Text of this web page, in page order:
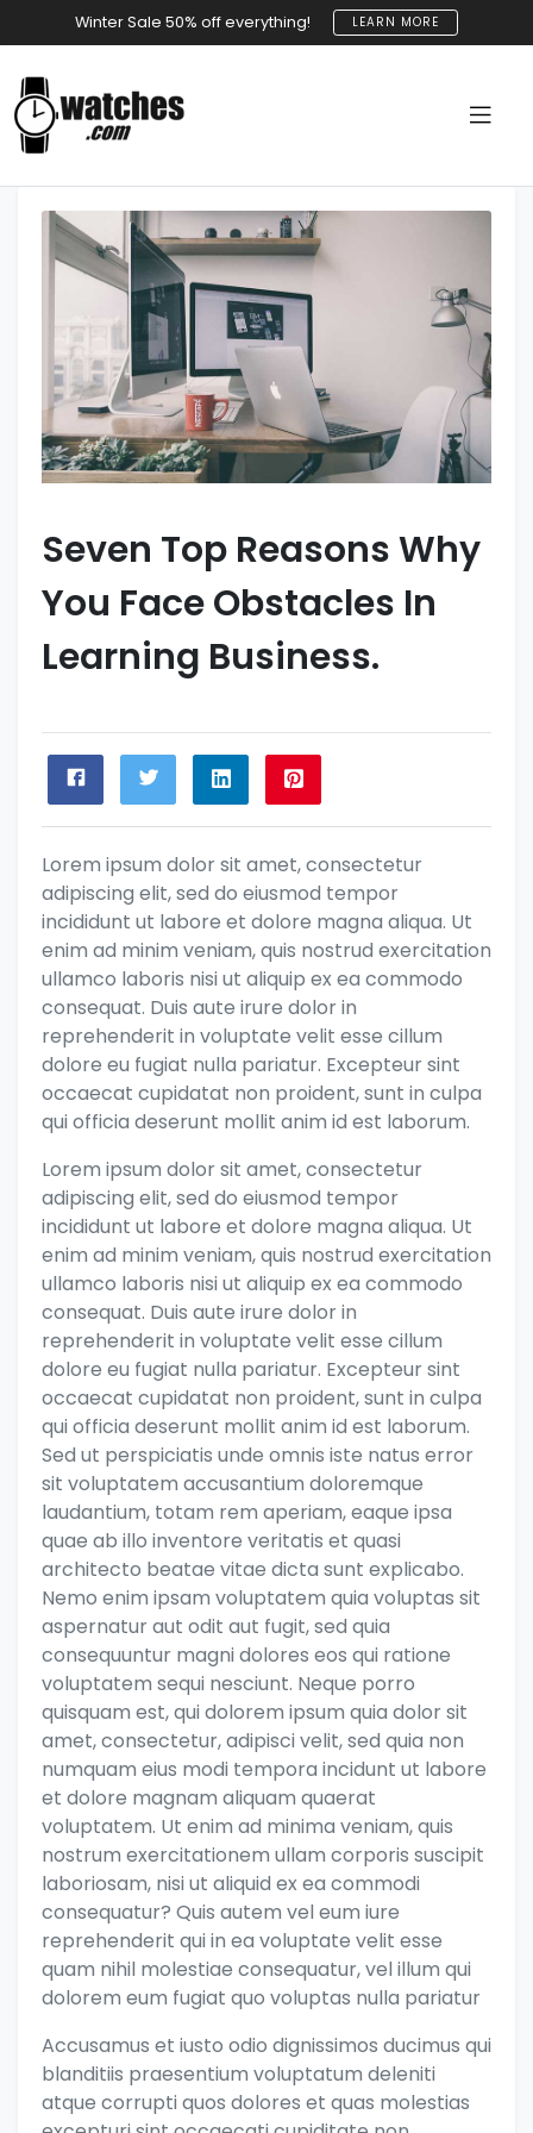
Winter Sale 50% off everything! LEARN MORE
Seven Top Reasons Why
You Face Obstacles In
Learning Business.
Lorem ipsum dolor sit amet, consectetur
adipiscing elit, sed do eiusmod tempor
incididunt ut labore et dolore magna aliqua. Ut
enim ad minim veniam, quis nostrud exercitation
ullamco laboris nisi ut aliquip ex ea commodo
consequat. Duis aute irure dolor in
reprehenderit in voluptate velit esse cillum
dolore eu fugiat nulla pariatur. Excepteur sint
occaecat cupidatat non proident, sunt in culpa
qui officia deserunt mollit anim id est laborum.
Lorem ipsum dolor sit amet, consectetur
adipiscing elit, sed do eiusmod tempor
incididunt ut labore et dolore magna aliqua. Ut
enim ad minim veniam, quis nostrud exercitation
ullamco laboris nisi ut aliquip ex ea commodo
consequat. Duis aute irure dolor in
reprehenderit in voluptate velit esse cillum
dolore eu fugiat nulla pariatur. Excepteur sint
occaecat cupidatat non proident, sunt in culpa
qui officia deserunt mollit anim id est laborum.
Sed ut perspiciatis unde omnis iste natus error
sit voluptatem accusantium doloremque
laudantium, totam rem aperiam, eaque ipsa
quae ab illo inventore veritatis et quasi
architecto beatae vitae dicta sunt explicabo.
Nemo enim ipsam voluptatem quia voluptas sit
aspernatur aut odit aut fugit, sed quia
consequuntur magni dolores eos qui ratione
voluptatem sequi nesciunt. Neque porro
quisquam est, qui dolorem ipsum quia dolor sit
amet, consectetur, adipisci velit, sed quia non
numquam eius modi tempora incidunt ut labore
et dolore magnam aliquam quaerat
voluptatem. Ut enim ad minima veniam, quis
nostrum exercitationem ullam corporis suscipit
laboriosam, nisi ut aliquid ex ea commodi
consequatur? Quis autem vel eum iure
reprehenderit qui in ea voluptate velit esse
quam nihil molestiae consequatur, vel illum qui
dolorem eum fugiat quo voluptas nulla pariatur
Accusamus et iusto odio dignissimos ducimus qui
blanditiis praesentium voluptatum deleniti
atque corrupti quos dolores et quas molestias